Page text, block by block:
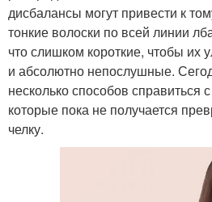
дисбалансы могут привести к
тонкие волоски по всей линии
что слишком короткие, чтобы их
и абсолютно непослушные.
несколько способов
которые пока не получается
челку.